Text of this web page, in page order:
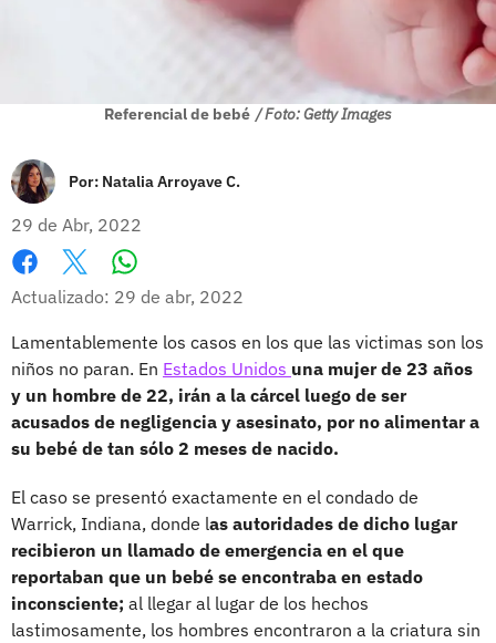
Referencial de bebé / Foto: Getty Images
Por: Natalia Arroyave C.
29 de Abr, 2022
Facebook
X
Actualizado: 29 de abr, 2022
Lamentablemente los casos en los que las victimas son los
niños no paran. En Estados Unidos una mujer de 23 años
y un hombre de 22, irán a la cárcel luego de ser
acusados de negligencia y asesinato, por no alimentar a
su bebé de tan sólo 2 meses de nacido.
El caso se presentó exactamente en el condado de
Warrick, Indiana, donde las autoridades de dicho lugar
recibieron un llamado de emergencia en el que
reportaban que un bebé se encontraba en estado
inconsciente; al llegar al lugar de los hechos
lastimosamente, los hombres encontraron a la criatura sin